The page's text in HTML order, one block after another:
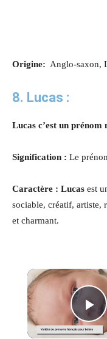
Origine: Anglo-saxon,
8. Lucas :
Lucas c’est un prénom
Signification : Le
Caractère : Lucas est
sociable, créatif, artiste,
et charmant.